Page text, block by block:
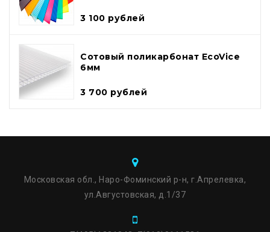
3 100 рублей
Сотовый поликарбонат EcoVice
6мм
3 700 рублей
Московская обл., Наро-Фоминский р-н, г.Апрелевка,
ул.Августовская, д.1/37